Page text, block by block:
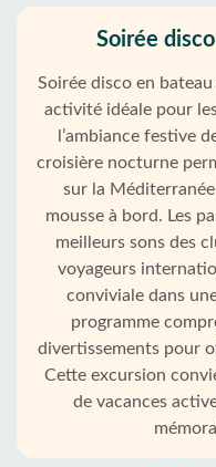
Soirée
Soirée disco en
activité idéale pour
l’ambiance festive
croisière nocturne
sur la
mousse à bord. Les
meilleurs sons des
voyageurs
conviviale dans
programme
divertissements pour
Cette excursion
de vacances